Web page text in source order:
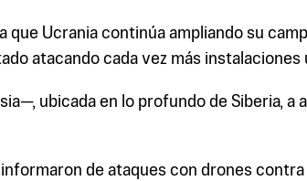
Ucrania continúa ampliando su
atacando cada vez más
ubicada en lo profundo de Siberia,
de ataques con drones